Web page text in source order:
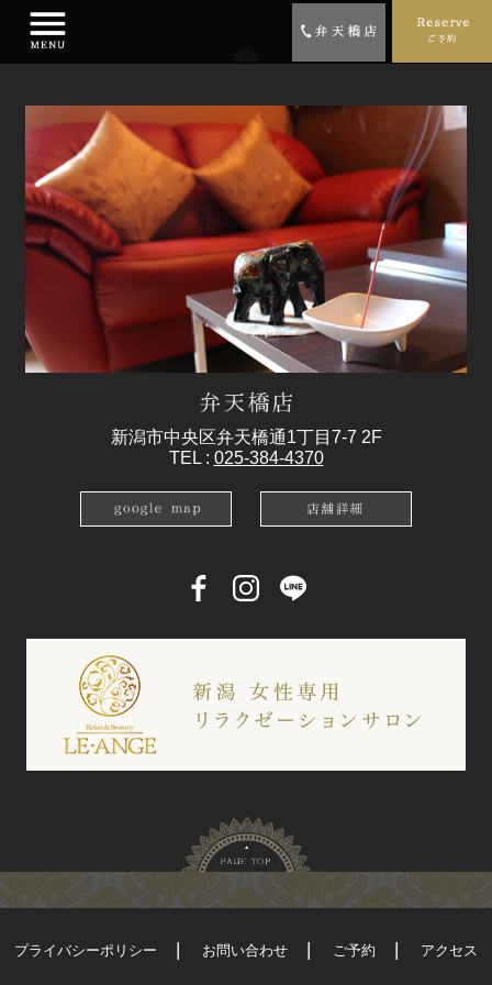
新潟市中央区弁天橋通1丁目7-7 2F
TEL : 025-384-4370
プライバシーポリシー お問い合わせ ご予約 アクセス